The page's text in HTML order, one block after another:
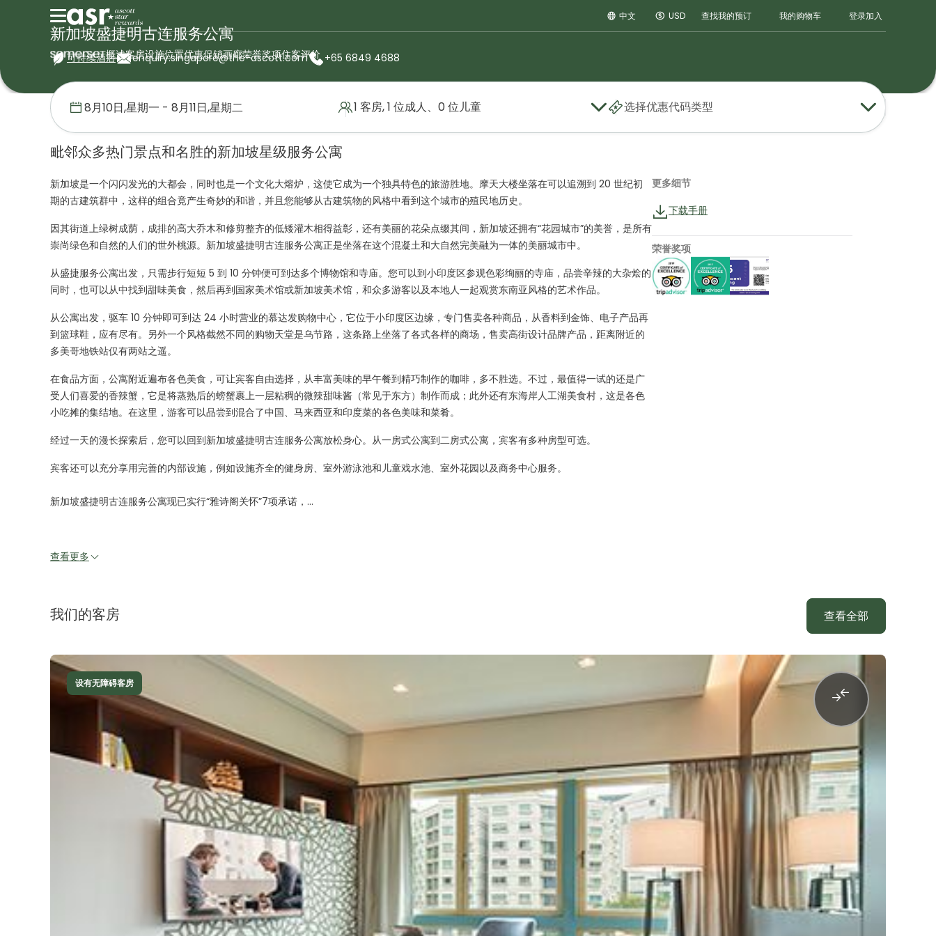
中文 USD 查找我的预订 我的购物车 登录加入
概述客房设施位置优惠促销画廊荣誉奖项住客评价
1 客房, 1 位成人、0 位儿童 选择优惠代码类型
新加坡盛捷明古连服务公寓
可持续酒店 enquiry.singapore@the-ascott.com +65 6849 4688
首页 盛捷服务公寓 新加坡 新加坡盛捷明古连服务公寓
毗邻众多热门景点和名胜的新加坡星级服务公寓
新加坡是一个闪闪发光的大都会，同时也是一个文化大熔炉，这使它成为一个独具特色的旅游胜地。摩天大楼坐落在可以追溯到 20 世纪初
期的古建筑群中，这样的组合竟产生奇妙的和谐，并且您能够从古建筑物的风格中看到这个城市的殖民地历史。
因其街道上绿树成荫，成排的高大乔木和修剪整齐的低矮灌木相得益彰，还有美丽的花朵点缀其间，新加坡还拥有“花园城市”的美誉，是所有
崇尚绿色和自然的人们的世外桃源。新加坡盛捷明古连服务公寓正是坐落在这个混凝土和大自然完美融为一体的美丽城市中。
从盛捷服务公寓出发，只需步行短短 5 到 10 分钟便可到达多个博物馆和寺庙。您可以到小印度区参观色彩绚丽的寺庙，品尝辛辣的大杂烩的
同时，也可以从中找到甜味美食，然后再到国家美术馆或新加坡美术馆，和众多游客以及本地人一起观赏东南亚风格的艺术作品。
从公寓出发，驱车 10 分钟即可到达 24 小时营业的慕达发购物中心，它位于小印度区边缘，专门售卖各种商品，从香料到金饰、电子产品再
到篮球鞋，应有尽有。另外一个风格截然不同的购物天堂是乌节路，这条路上坐落了各式各样的商场，售卖高街设计品牌产品，距离附近的
多美哥地铁站仅有两站之遥。
在食品方面，公寓附近遍布各色美食，可让宾客自由选择，从丰富美味的早午餐到精巧制作的咖啡，多不胜选。不过，最值得一试的还是广
受人们喜爱的香辣蟹，它是将蒸熟后的螃蟹裹上一层粘稠的微辣甜味酱（常见于东方）制作而成；此外还有东海岸人工湖美食村，这是各色
小吃摊的集结地。在这里，游客可以品尝到混合了中国、马来西亚和印度菜的各色美味和菜肴。
经过一天的漫长探索后，您可以回到新加坡盛捷明古连服务公寓放松身心。从一房式公寓到二房式公寓，宾客有多种房型可选。
宾客还可以充分享用完善的内部设施，例如设施齐全的健身房、室外游泳池和儿童戏水池、室外花园以及商务中心服务。
新加坡盛捷明古连服务公寓现已实行“雅诗阁关怀”7项承诺，...
查看更多
更多细节
下载手册
荣誉奖项
我们的客房 查看全部
设有无障碍客房